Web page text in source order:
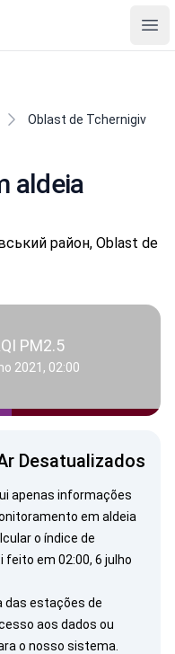
Oblast de Tchernigiv
aldeia
район, Oblast de
PM2.5
2021, 02:00
Desatualizados
apenas informações
em aldeia
o índice de
feito em 02:00, 6 julho
das estações de
aos dados ou
o nosso sistema.